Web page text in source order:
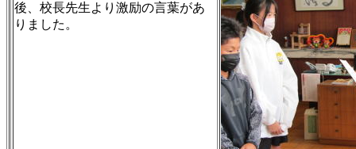
後、校長先生より激励の言葉があ
りました。